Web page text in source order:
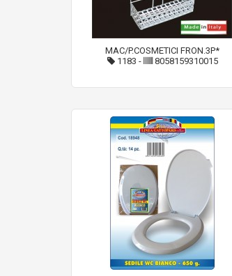
MAC/P.COSMETICI FRON.3P*
1183 - 8058159310015